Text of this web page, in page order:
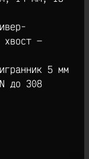
хвост —
5 мм
до 308